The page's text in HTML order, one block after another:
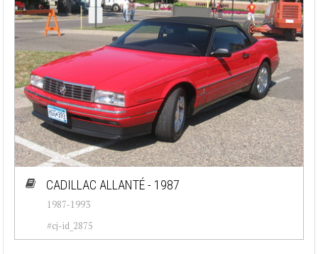
CADILLAC ALLANTÉ - 1987
1987-1993
#cj-id_2875